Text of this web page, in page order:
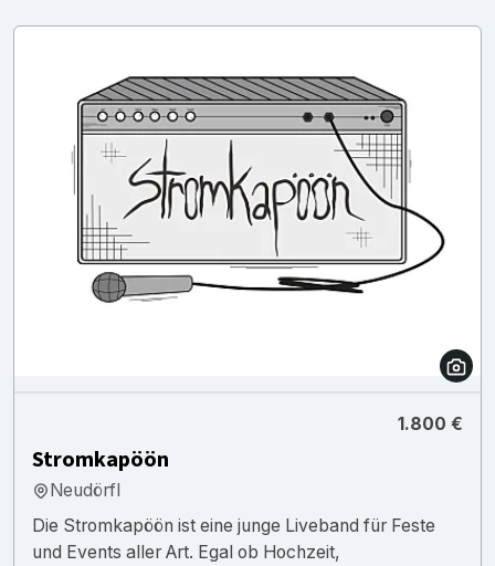
1.800 €
Stromkapöön
Neudörfl
Die Stromkapöön ist eine junge Liveband für Feste
und Events aller Art. Egal ob Hochzeit,